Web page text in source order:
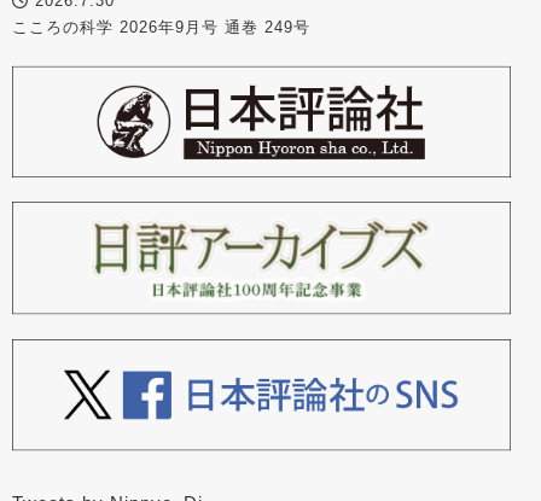
こころの科学 2026年9月号 通巻 249号